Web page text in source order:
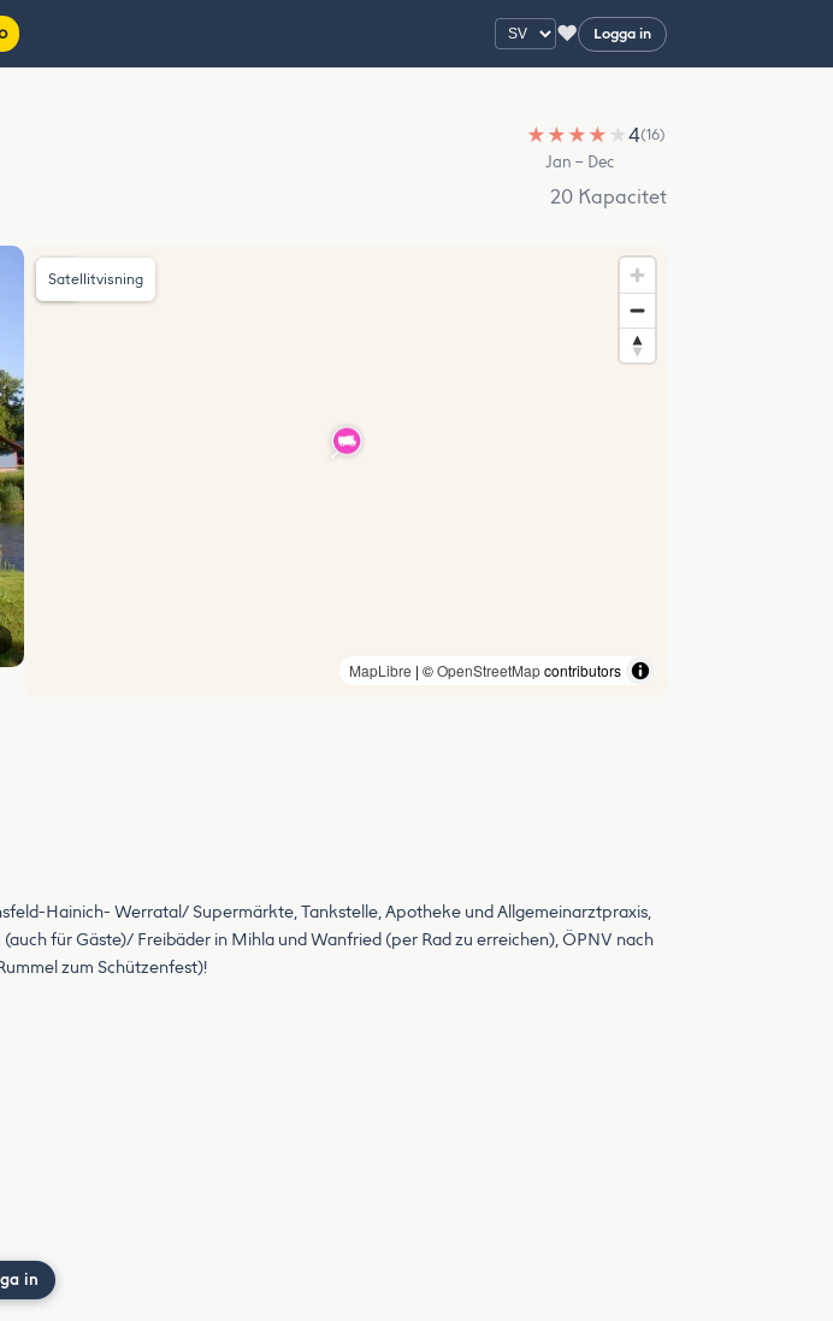
♥ Logga in
★ ★ ★ ★ ★4(16)
Jan – Dec
20 Kapacitet
MapLibre | ©OpenStreetMapcontributors
Satellitvisning
Hainich- Werratal/ Supermärkte, Tankstelle, Apotheke und Allgemeinarztpraxis,
für Gäste)/ Freibäder in Mihla und Wanfried (per Rad zu erreichen), ÖPNV nach
zum Schützenfest)!
in